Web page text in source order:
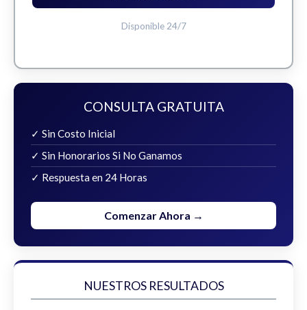
Disponible 24/7
CONSULTA GRATUITA
✓ Sin Costo Inicial
✓ Sin Honorarios Si No Ganamos
✓ Respuesta en 24 Horas
Comenzar Ahora →
NUESTROS RESULTADOS